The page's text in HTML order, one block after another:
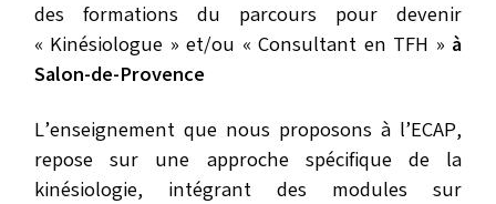
des formations du parcours pour devenir
« Kinésiologue » et/ou « Consultant en TFH » à
Salon-de-Provence
L’enseignement que nous proposons à l’ECAP,
repose sur une approche spécifique de la
kinésiologie, intégrant des modules sur